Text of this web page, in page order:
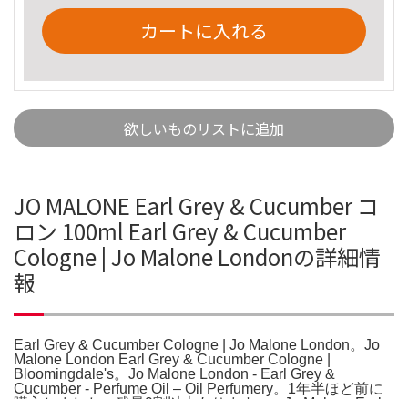
カートに入れる
欲しいものリストに追加
JO MALONE Earl Grey & Cucumber コ
ロン 100ml Earl Grey & Cucumber
Cologne | Jo Malone Londonの詳細情
報
Earl Grey & Cucumber Cologne | Jo Malone London。Jo
Malone London Earl Grey & Cucumber Cologne |
Bloomingdale's。Jo Malone London - Earl Grey &
Cucumber - Perfume Oil – Oil Perfumery。1年半ほど前に